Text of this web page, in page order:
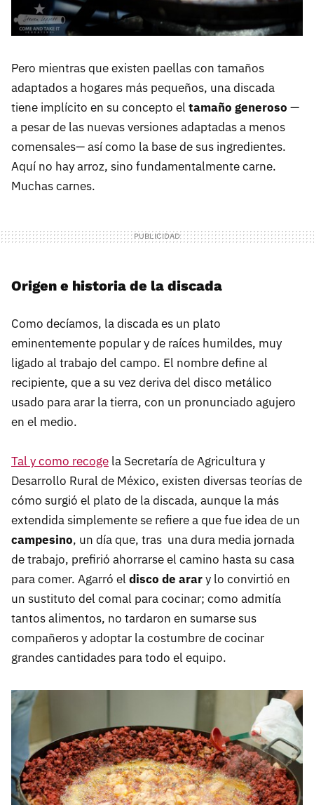
Pero mientras que existen paellas con tamaños
adaptados a hogares más pequeños, una discada
tiene implícito en su concepto el tamaño generoso —
a pesar de las nuevas versiones adaptadas a menos
comensales— así como la base de sus ingredientes.
Aquí no hay arroz, sino fundamentalmente carne.
Muchas carnes.
Origen e historia de la discada
Como decíamos, la discada es un plato
eminentemente popular y de raíces humildes, muy
ligado al trabajo del campo. El nombre define al
recipiente, que a su vez deriva del disco metálico
usado para arar la tierra, con un pronunciado agujero
en el medio.
Tal y como recoge la Secretaría de Agricultura y
Desarrollo Rural de México, existen diversas teorías de
cómo surgió el plato de la discada, aunque la más
extendida simplemente se refiere a que fue idea de un
campesino, un día que, tras una dura media jornada
de trabajo, prefirió ahorrarse el camino hasta su casa
para comer. Agarró el disco de arary lo convirtió en
un sustituto del comal para cocinar; como admitía
tantos alimentos, no tardaron en sumarse sus
compañeros y adoptar la costumbre de cocinar
grandes cantidades para todo el equipo.